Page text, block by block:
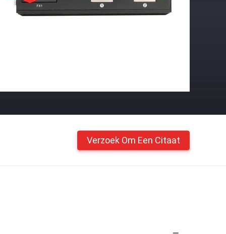
Verzoek Om Een Citaat